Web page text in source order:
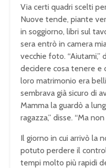
Via certi quadri scelti
Nuove tende, piante
in soggiorno, libri sul
sera entrò in camera
vecchie foto. “Aiutami,”
decidere cosa tenere e
loro matrimonio era
sembrava già sicuro di
Mamma la guardò a
ragazza,” disse. “Ma
Il giorno in cui arrivò la
potuto perdere il
tempi molto più rapidi